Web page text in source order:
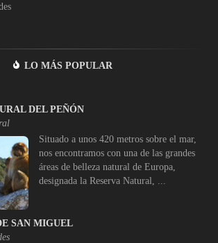
LO MÁS POPULAR
DEL PEÑÓN
Situado a unos 420 metros sobre el mar,
nos encontramos con una de las grandes
áreas de belleza natural de Europa,
designada la Reserva Natural, ...
SAN MIGUEL